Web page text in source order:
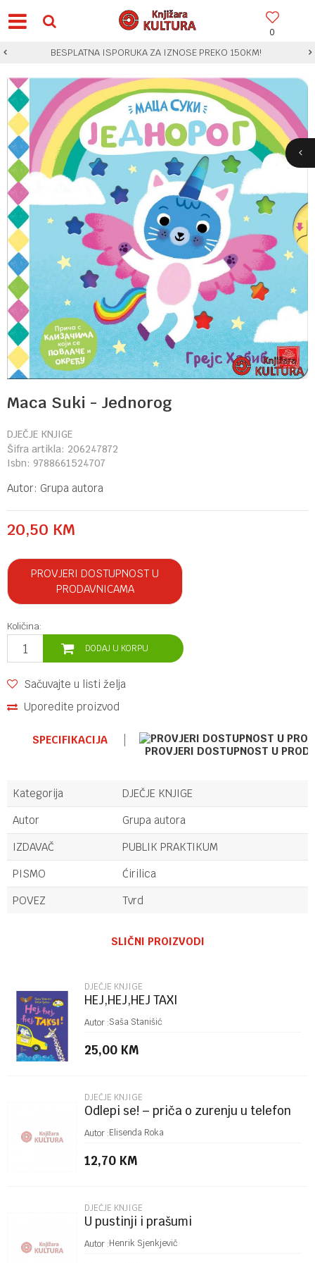
0
BESPLATNA ISPORUKA ZA IZNOSE PREKO 150KM!
Maca Suki - Jednorog
DJEČJE KNJIGE
Šifra artikla: 206247872
Isbn: 9788661524707
Autor: Grupa autora
20,50 KM
PROVJERI DOSTUPNOST U
PRODAVNICAMA
Količina:
DODAJ U KORPU
Sačuvajte u listi želja
Uporedite proizvod
SPECIFIKACIJA
PROVJERI DOSTUPNOST U
Kategorija
DJEČJE KNJIGE
Autor
Grupa autora
IZDAVAČ
PUBLIK PRAKTIKUM
PISMO
Ćirilica
POVEZ
Tvrd
Poruka
POŠALJI
SLIČNI PROIZVODI
DJEČJE KNJIGE
HEJ,HEJ,HEJ TAXI
Autor :Saša Stanišić
25,00 KM
DJEČJE KNJIGE
Odlepi se! – priča o zurenju u telefon
Autor :Elisenda Roka
12,70 KM
DJEČJE KNJIGE
U pustinji i prašumi
Autor :Henrik Sjenkjevič